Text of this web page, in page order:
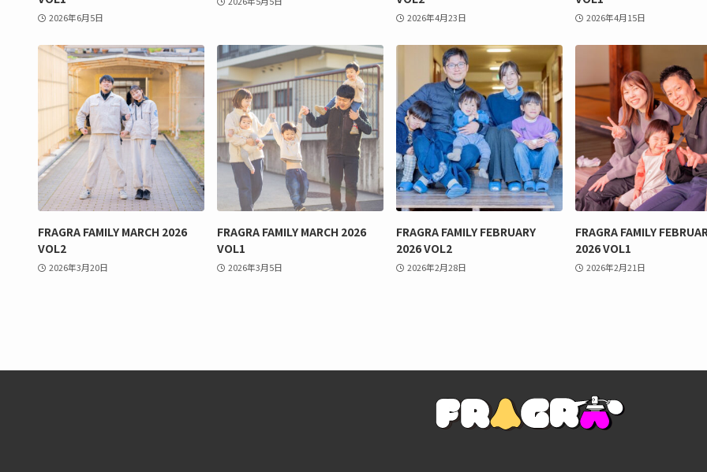
2026年6月5日 2026年4月23日 2026年4月15日
FRAGRA FAMILY MARCH 2026
VOL2
2026年3月20日
FRAGRA FAMILY MARCH 2026
VOL1
2026年3月5日
FRAGRA FAMILY FEBRUARY
2026 VOL2
2026年2月28日
FRAGRA FAMILY
2026 VOL1
2026年2月21日